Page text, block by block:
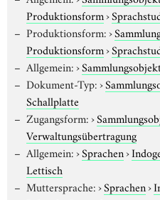
Produktionsform›
Produktionsform:›
Produktionsform›
Allgemein:›
Dokument-Typ:›
Schallplatte
Zugangsform:›
Verwaltungsübertragung
Allgemein:›Sprachen›
Lettisch
Muttersprache:›Sprachen›